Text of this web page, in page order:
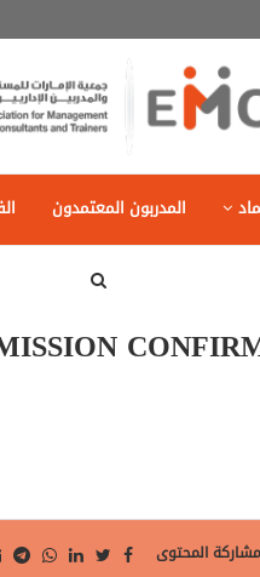
المدربون المعتمدون
مشاركة المحتوى